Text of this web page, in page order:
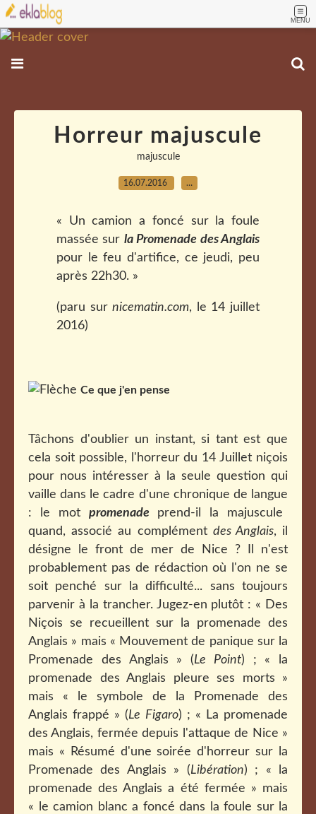
MENU
Horreur majuscule
majuscule
16.07.2016 …
« Un camion a foncé sur la foule
massée sur la Promenade des Anglais
pour le feu d'artifice, ce jeudi, peu
après 22h30. »
(paru surnicematin.com, le 14 juillet
2016)
Ce que j'en pense
Tâchons d'oublier un instant, si tant est que
cela soit possible, l'horreur du 14 Juillet niçois
pour nous intéresser à la seule question qui
vaille dans le cadre d'une chronique de langue
: le mot promenadeprend-il la majuscule
quand, associé au complément des Anglais, il
désigne le front de mer de Nice ? Il n'est
probablement pas de rédaction où l'on ne se
soit penché sur la difficulté... sans toujours
parvenir à la trancher. Jugez-en plutôt : « Des
Niçois se recueillent sur la promenade des
Anglais » mais « Mouvement de panique sur la
Promenade des Anglais » (Le Point) ; « la
promenade des Anglais pleure ses morts »
mais « le symbole de la Promenade des
Anglais frappé » (Le Figaro) ; « La promenade
des Anglais, fermée depuis l'attaque de Nice »
mais « Résumé d'une soirée d'horreur sur la
Promenade des Anglais » (Libération) ; « la
promenade des Anglais a été fermée » mais
« le camion blanc a foncé dans la foule sur la